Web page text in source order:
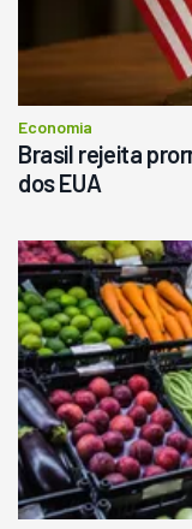
Economia
Brasil rejeita
dos EUA